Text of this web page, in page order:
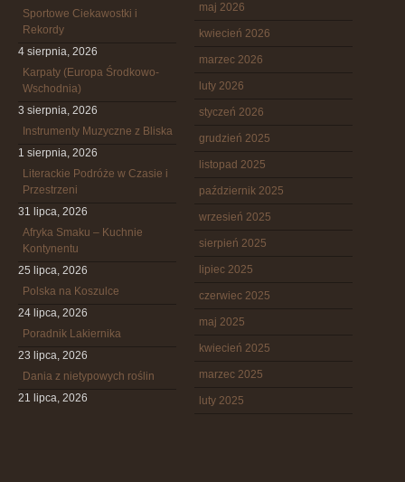
Sportowe Ciekawostki i
Rekordy
4 sierpnia, 2026
Karpaty (Europa Środkowo-
Wschodnia)
3 sierpnia, 2026
Instrumenty Muzyczne z Bliska
1 sierpnia, 2026
Literackie Podróże w Czasie i
Przestrzeni
31 lipca, 2026
Afryka Smaku – Kuchnie
Kontynentu
25 lipca, 2026
Polska na Koszulce
24 lipca, 2026
Poradnik Lakiernika
23 lipca, 2026
Dania z nietypowych roślin
21 lipca, 2026
maj 2026
kwiecień 2026
marzec 2026
luty 2026
styczeń 2026
grudzień 2025
listopad 2025
październik 2025
wrzesień 2025
sierpień 2025
lipiec 2025
czerwiec 2025
maj 2025
kwiecień 2025
marzec 2025
luty 2025